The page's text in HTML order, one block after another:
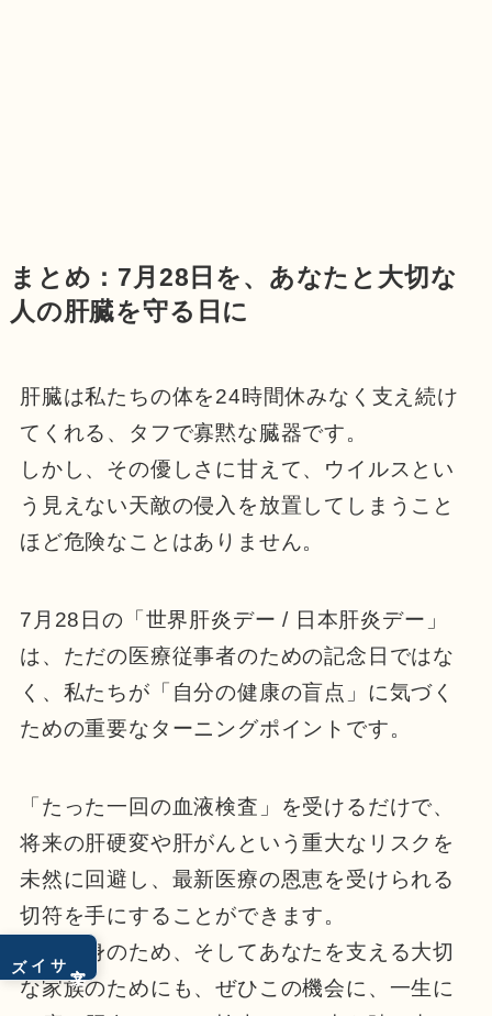
サイズ
まとめ：7月28日を、あなたと大切な
人の肝臓を守る日に
肝臓は私たちの体を24時間休みなく支え続け
てくれる、タフで寡黙な臓器です。
しかし、その優しさに甘えて、ウイルスとい
う見えない天敵の侵入を放置してしまうこと
ほど危険なことはありません。
7月28日の「世界肝炎デー / 日本肝炎デー」
は、ただの医療従事者のための記念日ではな
く、私たちが「自分の健康の盲点」に気づく
ための重要なターニングポイントです。
「たった一回の血液検査」を受けるだけで、
将来の肝硬変や肝がんという重大なリスクを
未然に回避し、最新医療の恩恵を受けられる
切符を手にすることができます。
自分自身のため、そしてあなたを支える大切
な家族のためにも、ぜひこの機会に、一生に